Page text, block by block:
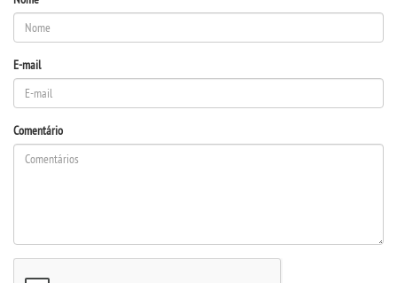
PORTAL DE ALUNOS
E-mail
Comentário